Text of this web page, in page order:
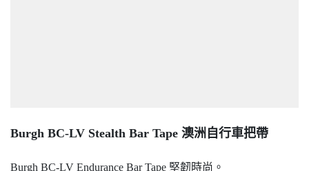
Burgh BC-LV Stealth Bar Tape 澳洲自行車把帶
Burgh BC-LV Endurance Bar Tape 堅韌時尚。